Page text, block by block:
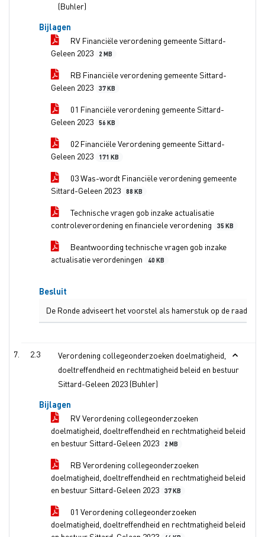
(Buhler)
Bijlagen
RV Financiële verordening gemeente Sittard-
Geleen 2023
2 MB
RB Financiële verordening gemeente Sittard-
Geleen 2023
37 KB
01 Financiële verordening gemeente Sittard-
Geleen 2023
56 KB
02 Financiële Verordening gemeente Sittard-
Geleen 2023
171 KB
03 Was-wordt Financiële verordening gemeente
Sittard-Geleen 2023
88 KB
Technische vragen gob inzake actualisatie
controleverordening en financiele verordening
35 KB
Beantwoording technische vragen gob inzake
actualisatie verordeningen
40 KB
Besluit
De Ronde adviseert het voorstel als hamerstuk op de
2.3
Verordening collegeonderzoeken doelmatigheid,
doeltreffendheid en rechtmatigheid beleid en bestuur
Sittard-Geleen 2023 (Buhler)
Bijlagen
RV Verordening collegeonderzoeken
doelmatigheid, doeltreffendheid en rechtmatigheid beleid
en bestuur Sittard-Geleen 2023
2 MB
RB Verordening collegeonderzoeken
doelmatigheid, doeltreffendheid en rechtmatigheid beleid
en bestuur Sittard-Geleen 2023
37 KB
01 Verordening collegeonderzoeken
doelmatigheid, doeltreffendheid en rechtmatigheid beleid